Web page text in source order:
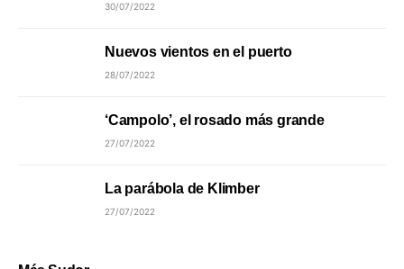
30/07/2022
Nuevos vientos en el puerto
28/07/2022
‘Campolo’, el rosado más grande
27/07/2022
La parábola de Klimber
27/07/2022